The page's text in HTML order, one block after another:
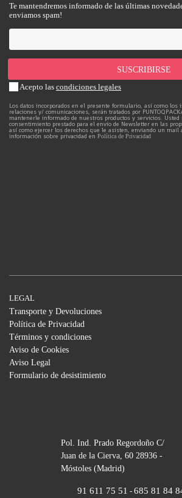
Te mantendremos informado de las últimas
enviamos spam!
Acepto las condiciones legales
Los datos incorporados en el presente formulario, así como los
relaciones y/ comunicaciones, serán tratados por
mantenerle informado de nuestros productos y servicios. Usted
consentimiento prestado para el envío de Newsletter en las
así como ejercer los derechos que le asisten, enviando un mail
información sobre privacidad en Política de Privacidad
LEGAL
Transporte y Devoluciones
Política de Privacidad
Términos y condiciones
Aviso de Cookies
Aviso Legal
Formulario de desistimiento
Pol. Ind. Prado Regordoño C/
Juan de la Cierva, 60 28936 -
Móstoles (Madrid)
91 611 75 51 - 685 81 84